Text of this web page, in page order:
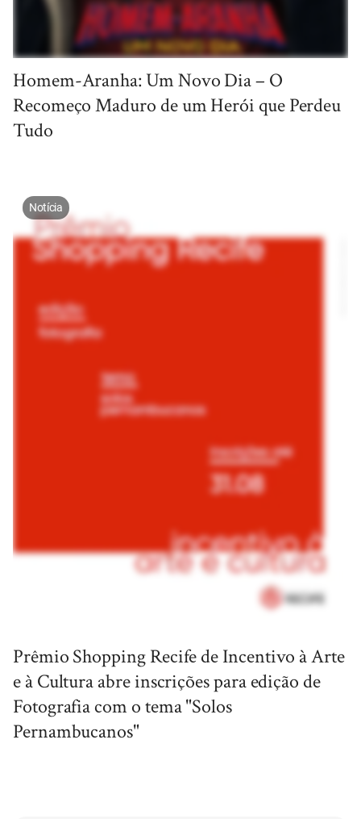
Homem-Aranha: Um Novo Dia – O
Recomeço Maduro de um Herói que Perdeu
Tudo
Notícia
Prêmio Shopping Recife de Incentivo à Arte
e à Cultura abre inscrições para edição de
Fotografia com o tema "Solos
Pernambucanos"